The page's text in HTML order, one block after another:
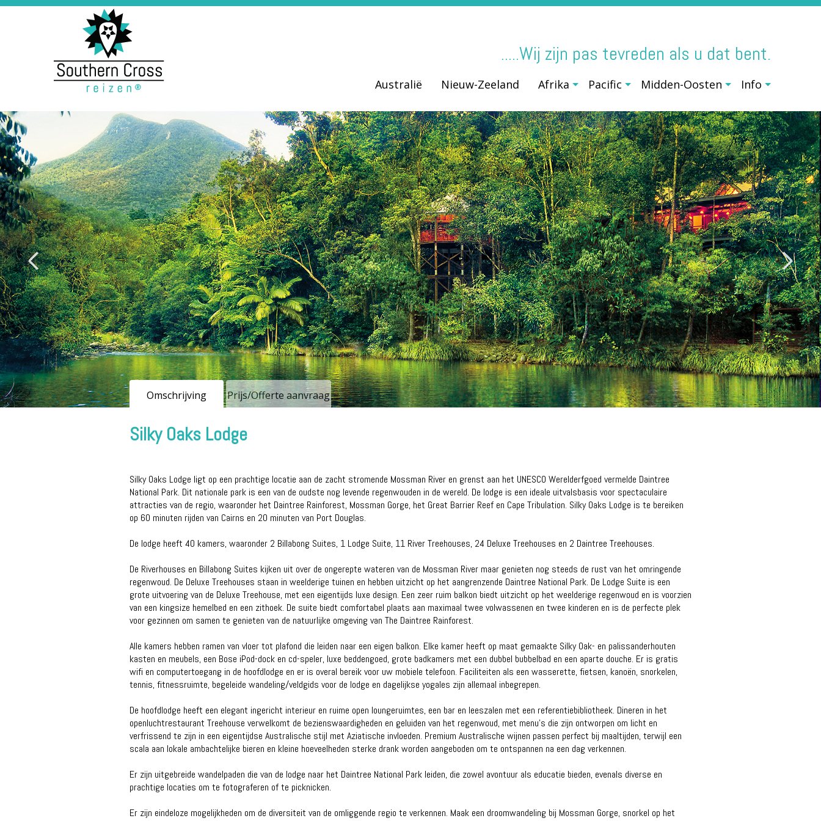
.....Wij zijn pas tevreden als u dat bent.
Australië Nieuw-Zeeland Afrika Pacific Midden-Oosten Info
Omschrijving Prijs/Offerte aanvraag
Silky Oaks Lodge
Silky Oaks Lodge ligt op een prachtige locatie aan de zacht stromende Mossman River en grenst aan het UNESCO Werelderfgoed vermelde Daintree
National Park. Dit nationale park is een van de oudste nog levende regenwouden in de wereld. De lodge is een ideale uitvalsbasis voor spectaculaire
attracties van de regio, waaronder het Daintree Rainforest, Mossman Gorge, het Great Barrier Reef en Cape Tribulation. Silky Oaks Lodge is te bereiken
op 60 minuten rijden van Cairns en 20 minuten van Port Douglas.
De lodge heeft 40 kamers, waaronder 2 Billabong Suites, 1 Lodge Suite, 11 River Treehouses, 24 Deluxe Treehouses en 2 Daintree Treehouses.
De Riverhouses en Billabong Suites kijken uit over de ongerepte wateren van de Mossman River maar genieten nog steeds de rust van het omringende
regenwoud. De Deluxe Treehouses staan in weelderige tuinen en hebben uitzicht op het aangrenzende Daintree National Park. De Lodge Suite is een
grote uitvoering van de Deluxe Treehouse, met een eigentijds luxe design. Een zeer ruim balkon biedt uitzicht op het weelderige regenwoud en is voorzien
van een kingsize hemelbed en een zithoek. De suite biedt comfortabel plaats aan maximaal twee volwassenen en twee kinderen en is de perfecte plek
voor gezinnen om samen te genieten van de natuurlijke omgeving van The Daintree Rainforest.
Alle kamers hebben ramen van vloer tot plafond die leiden naar een eigen balkon. Elke kamer heeft op maat gemaakte Silky Oak- en palissanderhouten
kasten en meubels, een Bose iPod-dock en cd-speler, luxe beddengoed, grote badkamers met een dubbel bubbelbad en een aparte douche. Er is gratis
wifi en computertoegang in de hoofdlodge en er is overal bereik voor uw mobiele telefoon. Faciliteiten als een wasserette, fietsen, kanoën, snorkelen,
tennis, fitnessruimte, begeleide wandeling/veldgids voor de lodge en dagelijkse yogales zijn allemaal inbegrepen.
De hoofdlodge heeft een elegant ingericht interieur en ruime open loungeruimtes, een bar en leeszalen met een referentiebibliotheek. Dineren in het
openluchtrestaurant Treehouse verwelkomt de bezienswaardigheden en geluiden van het regenwoud, met menu's die zijn ontworpen om licht en
verfrissend te zijn in een eigentijdse Australische stijl met Aziatische invloeden. Premium Australische wijnen passen perfect bij maaltijden, terwijl een
scala aan lokale ambachtelijke bieren en kleine hoeveelheden sterke drank worden aangeboden om te ontspannen na een dag verkennen.
Er zijn uitgebreide wandelpaden die van de lodge naar het Daintree National Park leiden, die zowel avontuur als educatie bieden, evenals diverse en
prachtige locaties om te fotograferen of te picknicken.
Er zijn eindeloze mogelijkheden om de diversiteit van de omliggende regio te verkennen. Maak een droomwandeling bij Mossman Gorge, snorkel op het